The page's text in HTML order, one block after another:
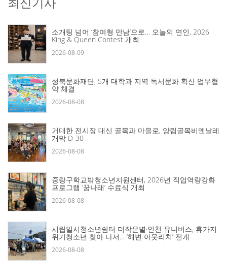
소개팅 넘어 ‘참여형 만남’으로… 오늘의 연인, 2026
King & Queen Contest 개최
2026-08-09
성북문화재단, 5개 대학과 지역 독서문화 확산 업무협
약 체결
2026-08-08
거대한 전시장 대신 골목과 마을로, 양림골목비엔날레
개막 D-30
2026-08-08
중랑구학교밖청소년지원센터, 2026년 직업역량강화
프로그램 ‘꿈나래’ 수료식 개최
2026-08-08
시립일시청소년쉼터 더작은별·인천 유니버스, 휴가지
위기청소년 찾아 나서… ‘해변 아웃리치’ 전개
2026-08-08